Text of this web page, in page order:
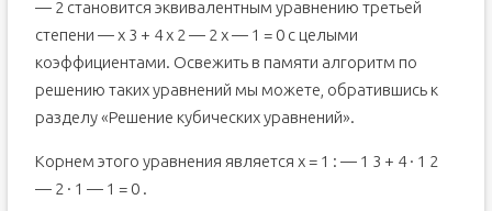
— 2 становится эквивалентным уравнению третьей
степени — x 3 + 4 x 2 — 2 x — 1 = 0 с целыми
коэффициентами. Освежить в памяти алгоритм по
решению таких уравнений мы можете, обратившись к
разделу «Решение кубических уравнений».
Корнем этого уравнения является х = 1 : — 1 3 + 4 · 1 2
— 2 · 1 — 1 = 0 .